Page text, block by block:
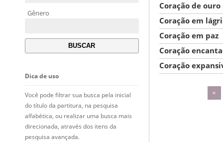
Gênero
Dica de uso
Você pode filtrar sua busca pela inicial
do título da partitura, na pesquisa
alfabética, ou realizar uma busca mais
direcionada, através dos itens da
pesquisa avançada.
Coração de ouro
Coração em
Coração em paz
Coração
Coração
«